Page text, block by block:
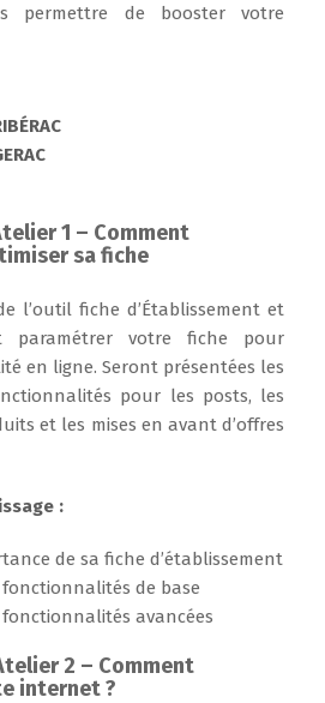
permettre de booster votre
1 – Comment
sa fiche
l’outil fiche d’Établissement et
paramétrer votre fiche pour
en ligne. Seront présentées les
pour les posts, les
et les mises en avant d’offres
:
de sa fiche d’établissement
de base
avancées
2 – Comment
internet ?